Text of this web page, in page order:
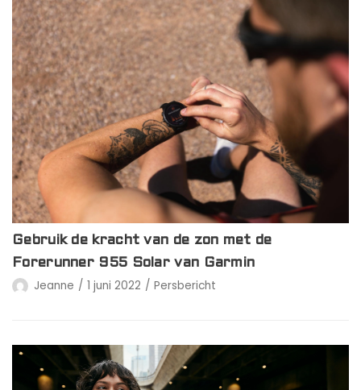
Gebruik de kracht van de zon met de
Forerunner 955 Solar van Garmin
Jeanne 1 juni 2022 Persbericht